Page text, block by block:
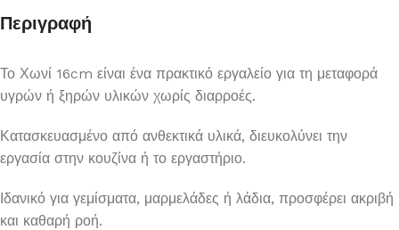
Περιγραφή
Το Χωνί 16cm είναι ένα πρακτικό εργαλείο για τη μεταφορά
υγρών ή ξηρών υλικών χωρίς διαρροές.
Κατασκευασμένο από ανθεκτικά υλικά, διευκολύνει την
εργασία στην κουζίνα ή το εργαστήριο.
Ιδανικό για γεμίσματα, μαρμελάδες ή λάδια, προσφέρει ακριβή
και καθαρή ροή.